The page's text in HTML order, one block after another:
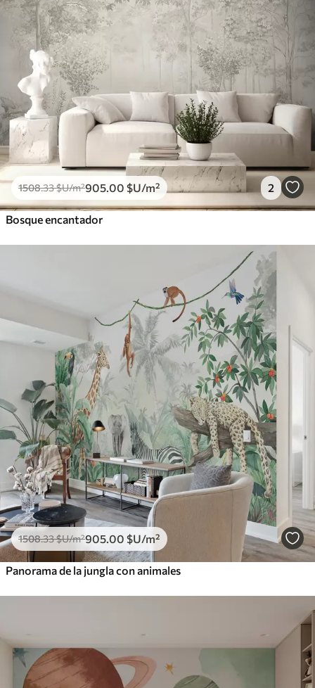
1508.33$U/m²905 .00 $U/m² 2
Bosque encantador
1508.33$U/m²905 .00 $U/m²
Panorama de la jungla con animales